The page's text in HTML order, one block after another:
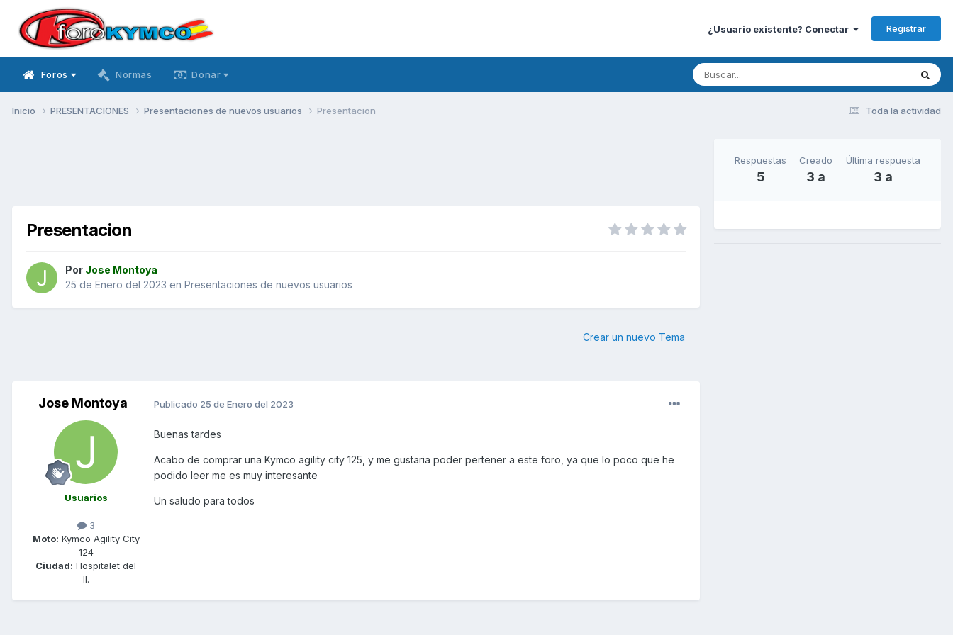
¿Usuario existente? Conectar Registrar
Foros Normas Donar
Toda la actividad
Inicio PRESENTACIONES Presentaciones de nuevos usuarios Presentacion
Presentacion
Por Jose Montoya
25 de Enero del 2023 en Presentaciones de nuevos usuarios
Crear un nuevo Tema
Jose Montoya
Usuarios
3
Moto: Kymco Agility City
124
Ciudad: Hospitalet del
ll.
Publicado 25 de Enero del 2023
Buenas tardes
Acabo de comprar una Kymco agility city 125, y me gustaria poder pertener a este foro, ya que lo poco que he
podido leer me es muy interesante
Un saludo para todos
Respuestas
5
Creado
3 a
Última respuesta
3 a